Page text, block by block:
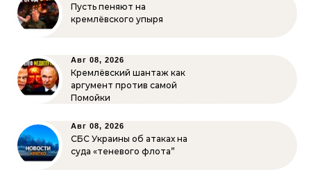
Пусть пеняют на
кремлёвского упыря
Авг 08, 2026
Кремлёвский шантаж как
аргумент против самой
Помойки
Авг 08, 2026
СБС Украины об атаках на
суда «теневого флота”